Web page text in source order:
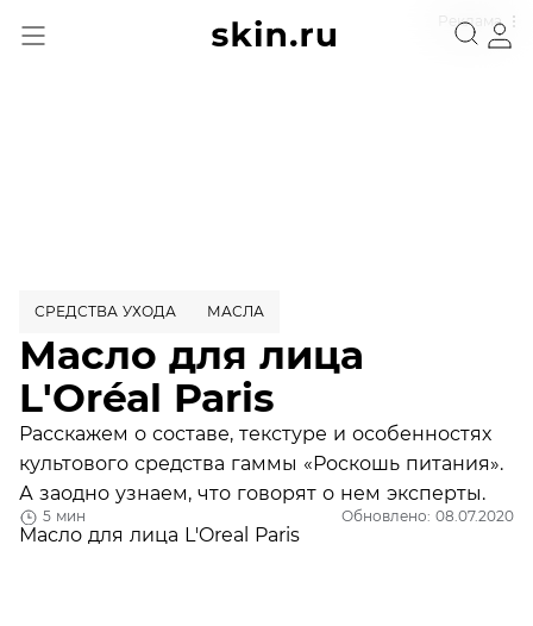
Реклама
5 мин Обновлено: 08.07.2020
СРЕДСТВА УХОДА МАСЛА
Масло для лица
L'Oréal Paris
Расскажем о составе, текстуре и особенностях
культового средства гаммы «Роскошь питания».
А заодно узнаем, что говорят о нем эксперты.